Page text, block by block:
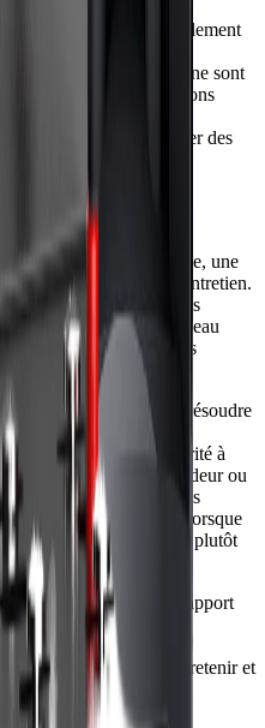
de possession, pas seulement
pièces de remplacement ne sont
avancent des allégations
simple afin d’assurer des
option
une option économique, une
nécessitant peu d’entretien.
l’eau, à vos contraintes
mauvaise qualité d’eau
en cas d’inquiétudes
la plus sûre consiste à résoudre
Si la dureté abîme les
la peau, donnez la priorité à
Si c’est le goût, l’odeur ou
problème, privilégiez des
des contaminants. Lorsque
combinez les étapes plutôt
fasse tout.
ou par consulter un rapport
ayant le plus fort impact.
pouvez installer, entretenir et